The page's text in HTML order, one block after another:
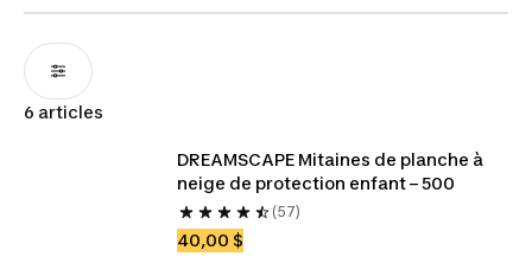
6 articles
DREAMSCAPE Mitaines de planche à
neige de protection enfant – 500
(57)
40,00 $